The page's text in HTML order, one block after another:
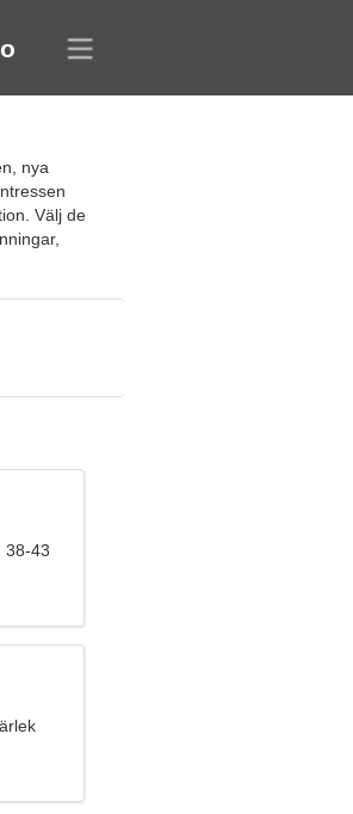
nya
Välj de
38-43